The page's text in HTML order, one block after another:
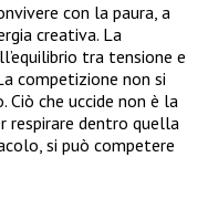
con la paura, a
creativa. La
tra tensione e
competizione non si
Ciò che uccide non è la
respirare dentro quella
si può competere